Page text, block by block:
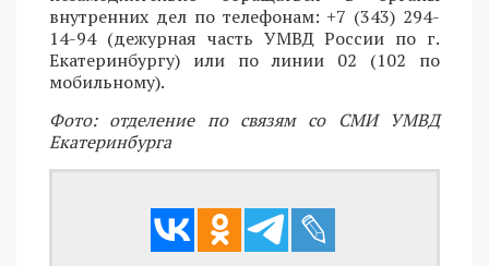
внутренних дел по телефонам: +7 (343) 294-
14-94 (дежурная часть УМВД России по г.
Екатеринбургу) или по линии 02 (102 по
мобильному).
Фото: отделение по связям со СМИ УМВД
Екатеринбурга